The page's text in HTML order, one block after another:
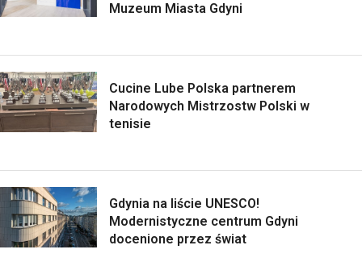
Muzeum Miasta Gdyni
Cucine Lube Polska partnerem
Narodowych Mistrzostw Polski w
tenisie
Gdynia na liście UNESCO!
Modernistyczne centrum Gdyni
docenione przez świat